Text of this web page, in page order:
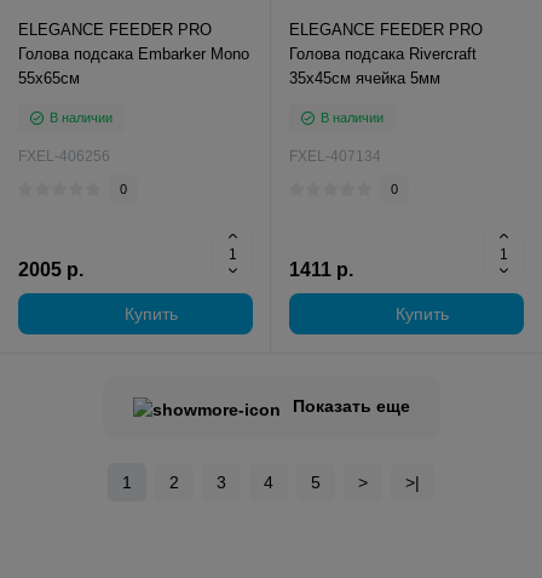
ELEGANCE FEEDER PRO
Голова подсака Embarker Mono
55х65см
В наличии
FXEL-406256
0
2005 р.
Купить
ELEGANCE FEEDER PRO
Голова подсака Rivercraft
35х45см ячейка 5мм
В наличии
FXEL-407134
0
1411 р.
Купить
Показать еще
1 2 3 4 5 > >|